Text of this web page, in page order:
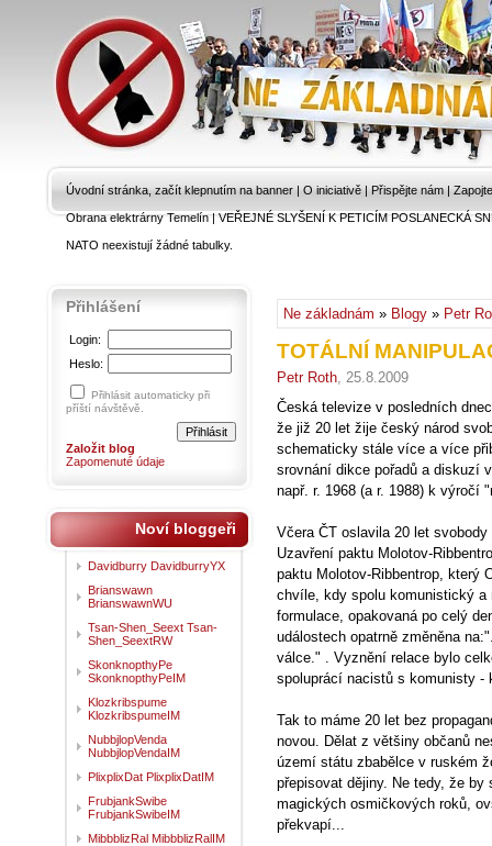
Úvodní stránka, začít klepnutím na banner | O iniciativě | Přispějte nám |
Obrana elektrárny Temelín|VEŘEJNÉ SLYŠENÍ K PETICÍM POSLANECKÁ
NATO neexistují žádné tabulky.
Ne základnám » Blogy » Petr
TOTÁLNÍ
Petr Roth, 25.8.2009
Česká televize v posledních
že již 20 let žije český národ
schematicky stále více a více
srovnání dikce pořadů a diskuzí
např. r. 1968 (a r. 1988) k výročí
Včera ČT oslavila 20 let
Uzavření paktu Molotov-
paktu Molotov-Ribbentrop, který
chvíle, kdy spolu komunistický a
formulace, opakovaná po celý
událostech opatrně změněna
válce." . Vyznění relace bylo
spoluprácí nacistů s komunisty -
Tak to máme 20 let bez
novou. Dělat z většiny občanů
území státu zbabělce v ruském
přepisovat dějiny. Ne tedy, že
magických osmičkových roků,
překvapí...
Přihlášení
Login:
Heslo:
Přihlásit automaticky při
příští návštěvě.
Založit blog
Zapomenuté údaje
Noví bloggeři
Davidburry DavidburryYX
Brianswawn
BrianswawnWU
Tsan-Shen_Seext Tsan-
Shen_SeextRW
SkonknopthyPe
SkonknopthyPeIM
Klozkribspume
KlozkribspumeIM
NubbjlopVenda
NubbjlopVendaIM
PlixplixDat PlixplixDatIM
FrubjankSwibe
FrubjankSwibeIM
MibbblizRal MibbblizRalIM